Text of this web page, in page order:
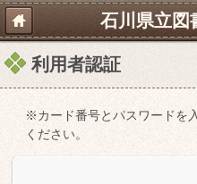
石川県立図
利用者認証
※カード番号とパスワードを
ください。